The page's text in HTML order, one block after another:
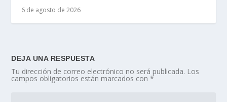
6 de agosto de 2026
DEJA UNA RESPUESTA
Tu dirección de correo electrónico no será publicada. Los
campos obligatorios están marcados con*